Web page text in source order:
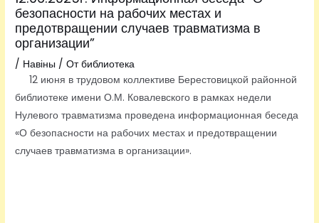
безопасности на рабочих местах и
предотвращении случаев травматизма в
организации”
/ Навіны / Отбиблиотека
12 июня в трудовом коллективе Берестовицкой районной
библиотеке имени О.М. Ковалевского в рамках недели
Нулевого травматизма проведена информационная беседа
«О безопасности на рабочих местах и предотвращении
случаев травматизма в организации».